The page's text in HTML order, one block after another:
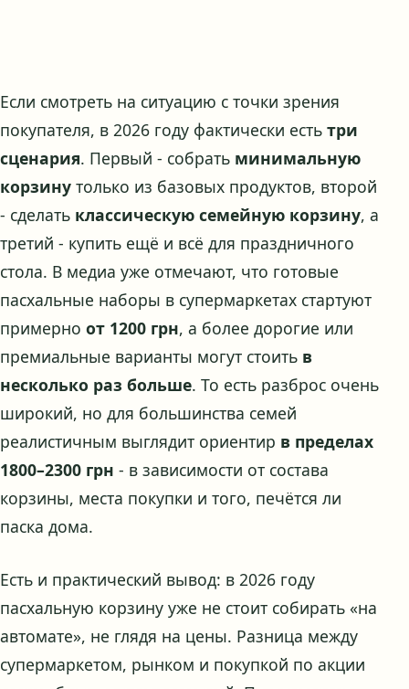
Если смотреть на ситуацию с точки зрения
покупателя, в 2026 году фактически есть три
сценария. Первый - собрать минимальную
корзину только из базовых продуктов, второй
- сделать классическую семейную корзину, а
третий - купить ещё и всё для праздничного
стола. В медиа уже отмечают, что готовые
пасхальные наборы в супермаркетах стартуют
примерно от 1200 грн, а более дорогие или
премиальные варианты могут стоить в
несколько раз больше. То есть разброс очень
широкий, но для большинства семей
реалистичным выглядит ориентир в пределах
1800–2300 грн - в зависимости от состава
корзины, места покупки и того, печётся ли
паска дома.
Есть и практический вывод: в 2026 году
пасхальную корзину уже не стоит собирать «на
автомате», не глядя на цены. Разница между
супермаркетом, рынком и покупкой по акции